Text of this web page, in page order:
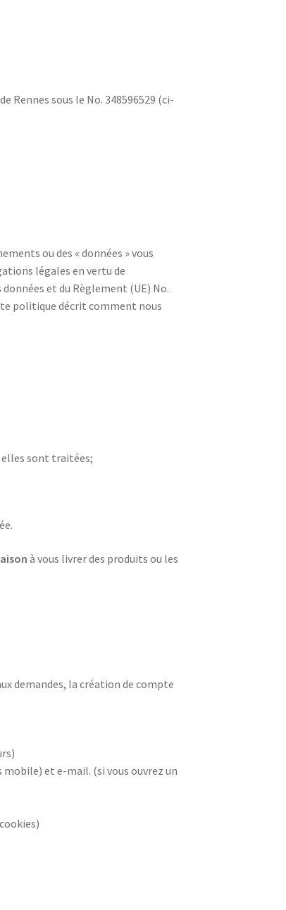
Rennes sous le No. 348596529 (ci-
ou des « données » vous
légales en vertu de
et du Règlement (UE) No.
politique décrit comment nous
elles sont traitées;
à vous livrer des produits ou les
demandes, la création de compte
et e-mail. (si vous ouvrez un